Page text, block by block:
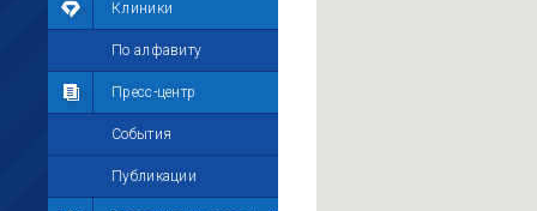
Клиники
По алфавиту
Пресс-центр
События
Публикации
Мои фотографии
Мои комментарии
Мои друзья
Моё избранное
Мои настройки